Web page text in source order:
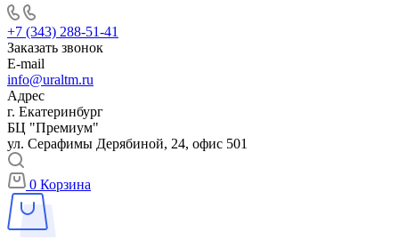
+7 (343) 288-51-41
Заказать звонок
E-mail
info@uraltm.ru
Адрес
г. Екатеринбург
БЦ "Премиум"
ул. Серафимы Дерябиной, 24, офис 501
0 Корзина